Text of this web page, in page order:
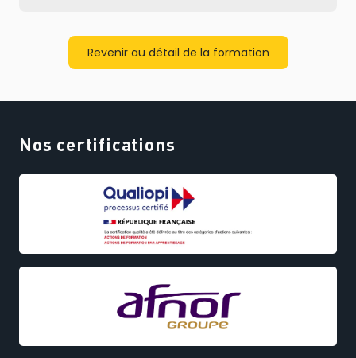
Revenir au détail de la formation
Nos certifications